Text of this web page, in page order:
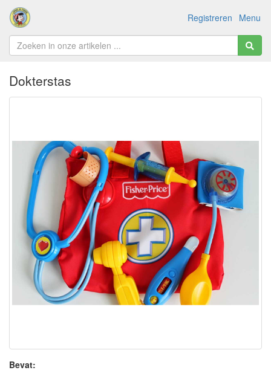
Menu
Registreren
Dokterstas
Bevat: